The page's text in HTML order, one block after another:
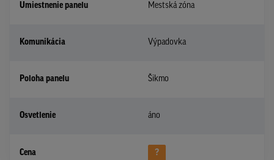
Umiestnenie panelu Mestská zóna
Komunikácia Výpadovka
Poloha panelu Šikmo
Osvetlenie áno
Cena ?